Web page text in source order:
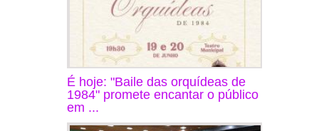
É hoje: "Baile das orquídeas de
1984" promete encantar o público
em ...